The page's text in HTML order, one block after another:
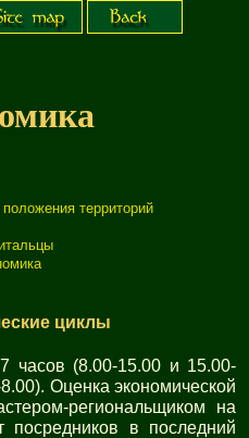
территорий
циклы
часов (8.00-15.00 и 15.00-
Оценка экономической
региональщиком на
в последний